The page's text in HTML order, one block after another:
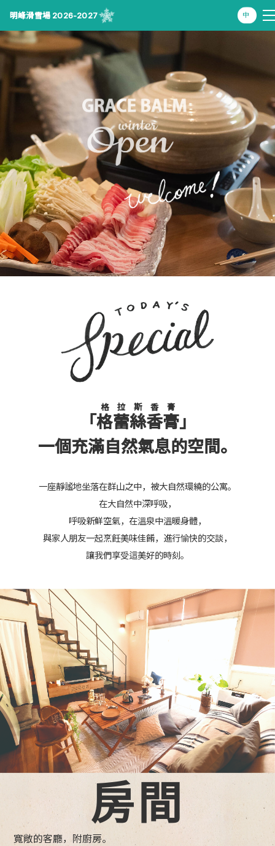
明峰滑雪場 2026-2027
「格蕾絲香膏
格拉斯香膏
」
一個充滿自然氣息的空間。
一座靜謐地坐落在群山之中，被大自然環繞的公寓。
在大自然中深呼吸，
呼吸新鮮空氣，在溫泉中溫暖身體，
與家人朋友一起烹飪美味佳餚，進行愉快的交談，
讓我們享受這美好的時刻。
房間
寬敞的客廳，附廚房。